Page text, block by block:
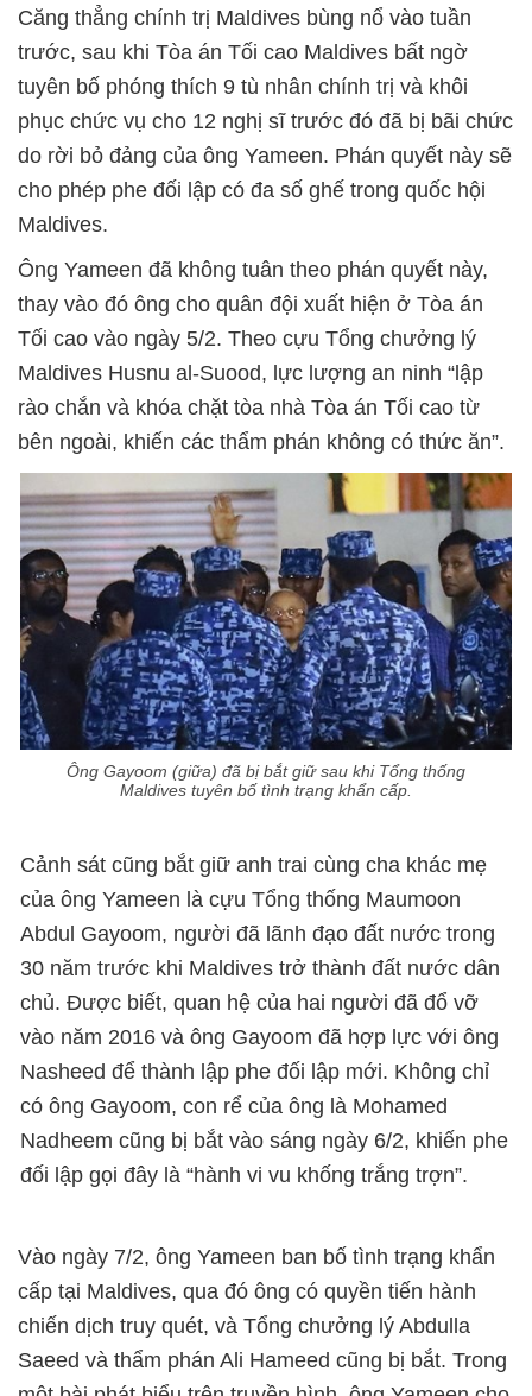
Căng thẳng chính trị Maldives bùng nổ vào tuần
trước, sau khi Tòa án Tối cao Maldives bất ngờ
tuyên bố phóng thích 9 tù nhân chính trị và khôi
phục chức vụ cho 12 nghị sĩ trước đó đã bị bãi chức
do rời bỏ đảng của ông Yameen. Phán quyết này sẽ
cho phép phe đối lập có đa số ghế trong quốc hội
Maldives.
Ông Yameen đã không tuân theo phán quyết này,
thay vào đó ông cho quân đội xuất hiện ở Tòa án
Tối cao vào ngày 5/2. Theo cựu Tổng chưởng lý
Maldives Husnu al-Suood, lực lượng an ninh “lập
rào chắn và khóa chặt tòa nhà Tòa án Tối cao từ
bên ngoài, khiến các thẩm phán không có thức ăn”.
Ông Gayoom (giữa) đã bị bắt giữ sau khi Tổng thống
Maldives tuyên bố tình trạng khẩn cấp.
Cảnh sát cũng bắt giữ anh trai cùng cha khác mẹ
của ông Yameen là cựu Tổng thống Maumoon
Abdul Gayoom, người đã lãnh đạo đất nước trong
30 năm trước khi Maldives trở thành đất nước dân
chủ. Được biết, quan hệ của hai người đã đổ vỡ
vào năm 2016 và ông Gayoom đã hợp lực với ông
Nasheed để thành lập phe đối lập mới. Không chỉ
có ông Gayoom, con rể của ông là Mohamed
Nadheem cũng bị bắt vào sáng ngày 6/2, khiến phe
đối lập gọi đây là “hành vi vu khống trắng trợn”.
Vào ngày 7/2, ông Yameen ban bố tình trạng khẩn
cấp tại Maldives, qua đó ông có quyền tiến hành
chiến dịch truy quét, và Tổng chưởng lý Abdulla
Saeed và thẩm phán Ali Hameed cũng bị bắt. Trong